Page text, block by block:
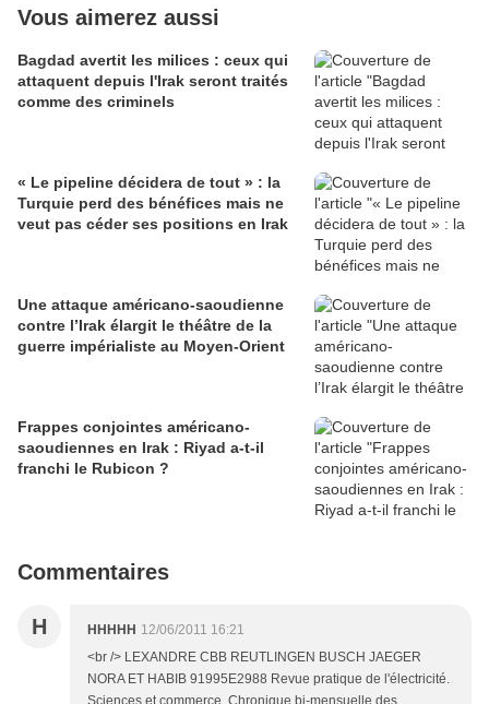
Vous aimerez aussi
Bagdad avertit les milices : ceux qui
attaquent depuis l'Irak seront traités
comme des criminels
« Le pipeline décidera de tout » : la
Turquie perd des bénéfices mais ne
veut pas céder ses positions en Irak
Une attaque américano-saoudienne
contre l’Irak élargit le théâtre de la
guerre impérialiste au Moyen-Orient
Frappes conjointes américano-
saoudiennes en Irak : Riyad a-t-il
franchi le Rubicon ?
Commentaires
H HHHHH 12/06/2011 16:21
<br /> LEXANDRE CBB REUTLINGEN BUSCH JAEGER
NORA ET HABIB 91995E2988 Revue pratique de l'électricité.
Sciences et commerce. Chronique bi-mensuelle des